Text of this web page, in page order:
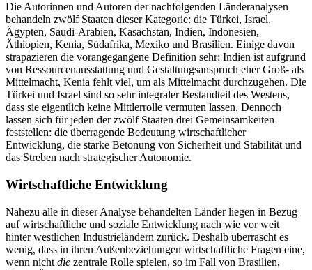
Die Autorinnen und Autoren der nachfolgenden Länderanalysen
behandeln zwölf Staaten dieser Kate­gorie: die Türkei, Israel,
Ägypten, Saudi-Arabien, Ka­sachstan, Indien, Indonesien,
Äthiopien, Kenia, Süd­afrika, Mexiko und Brasilien. Einige davon
strapazieren die vorangegangene Definition sehr: Indien ist auf­grund
von Ressourcenausstattung und Gestaltungsanspruch eher Groß- als
Mittelmacht, Kenia fehlt viel, um als Mittelmacht durchzugehen. Die
Türkei und Israel sind so sehr integraler Bestandteil des Westens,
dass sie eigentlich keine Mittlerrolle vermuten lassen. Dennoch
lassen sich für jeden der zwölf Staaten drei Gemeinsamkeiten
feststellen: die überragende Bedeutung wirtschaftlicher
Entwicklung, die starke Betonung von Sicherheit und Sta­bi­lität und
das Streben nach strategischer Autonomie.
Wirtschaftliche Entwicklung
Nahezu alle in dieser Analyse behandelten Länder liegen in Bezug
auf wirtschaftliche und soziale Entwicklung nach wie vor weit
hinter westlichen Industrieländern zurück. Deshalb überrascht es
wenig, dass in ihren Außenbeziehungen wirtschaft­liche Fragen eine,
wenn nicht die zentrale Rolle spie­len, so im Fall von Brasilien,